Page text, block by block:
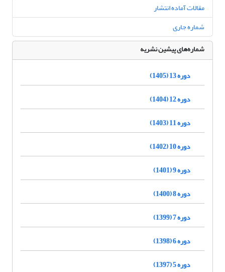
مقالات آماده انتشار
شماره جاری
شماره‌های پیشین نشریه
دوره 13 (1405)
دوره 12 (1404)
دوره 11 (1403)
دوره 10 (1402)
دوره 9 (1401)
دوره 8 (1400)
دوره 7 (1399)
دوره 6 (1398)
دوره 5 (1397)